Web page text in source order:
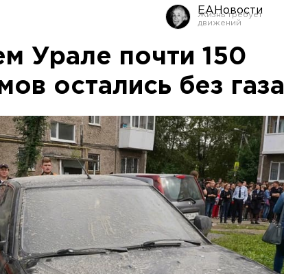
ЕАНовости
Урале почти 150
остались без газа